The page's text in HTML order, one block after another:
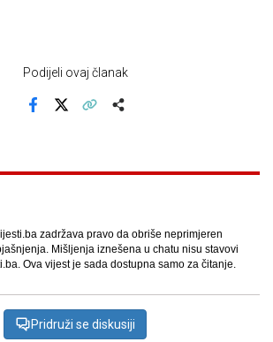
Podijeli ovaj članak
zadržava pravo da obriše neprimjeren
Mišljenja iznešena u chatu nisu stavovi
Ova vijest je sada dostupna samo za čitanje.
Pridruži se diskusiji